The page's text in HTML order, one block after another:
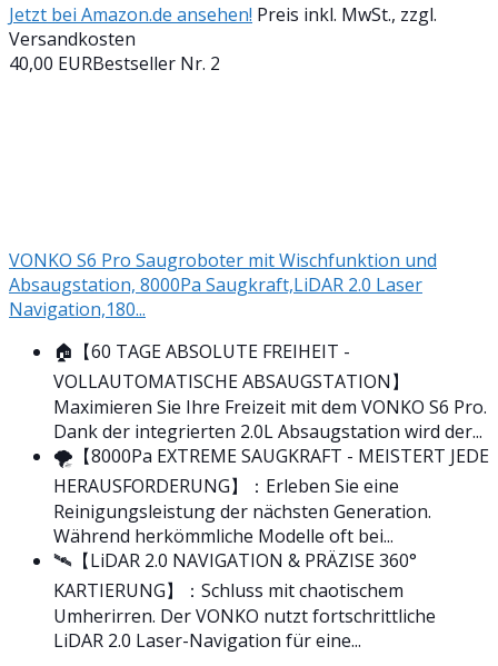
Jetzt bei Amazon.de ansehen! Preis inkl. MwSt., zzgl.
Versandkosten
40,00 EURBestseller Nr. 2
VONKO S6 Pro Saugroboter mit Wischfunktion und
Absaugstation, 8000Pa Saugkraft,LiDAR 2.0 Laser
Navigation,180...
🏠【60 TAGE ABSOLUTE FREIHEIT -
VOLLAUTOMATISCHE ABSAUGSTATION】
Maximieren Sie Ihre Freizeit mit dem VONKO S6 Pro.
Dank der integrierten 2.0L Absaugstation wird der...
🌪️【8000Pa EXTREME SAUGKRAFT - MEISTERT JEDE
HERAUSFORDERUNG】：Erleben Sie eine
Reinigungsleistung der nächsten Generation.
Während herkömmliche Modelle oft bei...
🛰️【LiDAR 2.0 NAVIGATION & PRÄZISE 360°
KARTIERUNG】：Schluss mit chaotischem
Umherirren. Der VONKO nutzt fortschrittliche
LiDAR 2.0 Laser-Navigation für eine...